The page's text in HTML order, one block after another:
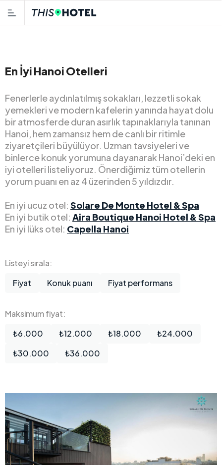
En İyi Hanoi Otelleri
Fenerlerle aydınlatılmış sokakları, lezzetli sokak
yemekleri ve modern kafelerin yanında hayat dolu
bir atmosferde duran asırlık tapınaklarıyla tanınan
Hanoi, hem zamansız hem de canlı bir ritimle
ziyaretçileri büyülüyor. Uzman tavsiyeleri ve
binlerce konuk yorumuna dayanarak Hanoi’deki en
iyi otelleri listeliyoruz. Önerdiğimiz tüm otellerin
yorum puanı en az 4 üzerinden 5 yıldızdır.
En iyi ucuz otel: Solare De Monte Hotel & Spa
En iyi butik otel: Aira Boutique Hanoi Hotel & Spa
En iyi lüks otel: Capella Hanoi
Listeyi sırala:
Fiyat
Konuk puanı Fiyat performans
Maksimum fiyat:
₺6.000
₺12.000 ₺18.000
₺24.000
₺30.000
₺36.000